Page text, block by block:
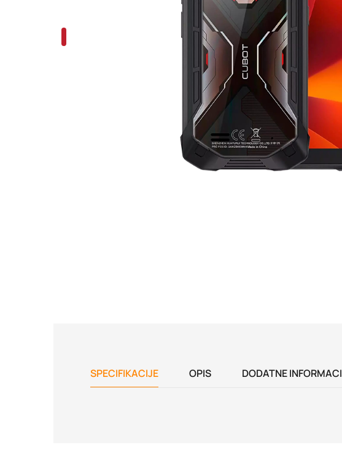
SPECIFIKACIJE OPIS DODATNE